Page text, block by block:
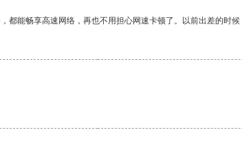
能畅享高速网络，再也不用担心网速卡顿了。以前出差的时